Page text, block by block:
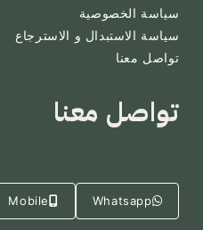
سياسة الخصوصية
سياسة الاستبدال و الاسترجاع
تواصل معنا
تواصل معنا
Whatsapp
Mobile